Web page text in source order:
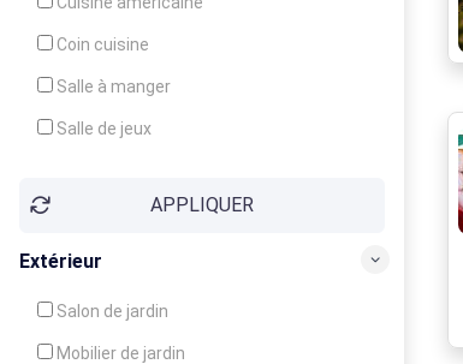
Coin cuisine
Salle à manger
Salle de jeux
Balcon / Terrasse
APPLIQUER
Extérieur
Salon de jardin
Mobilier de jardin